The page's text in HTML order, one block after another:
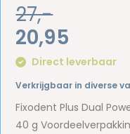
27,-
20,95
Direct leverbaar
Verkrijgbaar in diverse
Fixodent Plus Dual
40 g